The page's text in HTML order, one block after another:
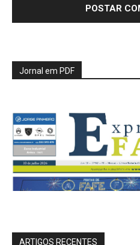
Jornal em PDF
ARTIGOS RECENTES